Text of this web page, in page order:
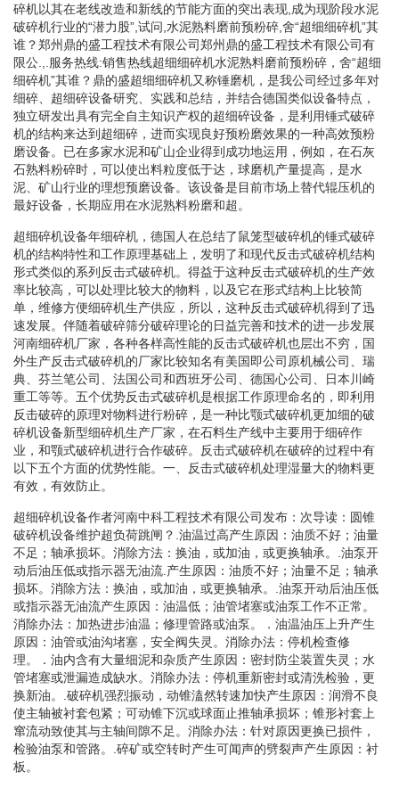
碎机以其在老线改造和新线的节能方面的突出表现,成为现阶段水泥
破碎机行业的“潜力股”,试问,水泥熟料磨前预粉碎,舍“超细细碎机”其
谁？郑州鼎的盛工程技术有限公司郑州鼎的盛工程技术有限公司有
限公.,.服务热线:销售热线超细细碎机水泥熟料磨前预粉碎，舍“超细
细碎机”其谁？鼎的盛超细细碎机又称锤磨机，是我公司经过多年对
细碎、超细碎设备研究、实践和总结，并结合德国类似设备特点，
独立研发出具有完全自主知识产权的超细碎设备，是利用锤式破碎
机的结构来达到超细碎，进而实现良好预粉磨效果的一种高效预粉
磨设备。已在多家水泥和矿山企业得到成功地运用，例如，在石灰
石熟料粉碎时，可以使出料粒度低于达，球磨机产量提高，是水
泥、矿山行业的理想预磨设备。该设备是目前市场上替代辊压机的
最好设备，长期应用在水泥熟料粉磨和超。
超细碎机设备年细碎机，德国人在总结了鼠笼型破碎机的锤式破碎
机的结构特性和工作原理基础上，发明了和现代反击式破碎机结构
形式类似的系列反击式破碎机。得益于这种反击式破碎机的生产效
率比较高，可以处理比较大的物料，以及它在形式结构上比较简
单，维修方便细碎机生产供应，所以，这种反击式破碎机得到了迅
速发展。伴随着破碎筛分破碎理论的日益完善和技术的进一步发展
河南细碎机厂家，各种各样高性能的反击式破碎机也层出不穷，国
外生产反击式破碎机的厂家比较知名有美国即公司原机械公司、瑞
典、芬兰笔公司、法国公司和西班牙公司、德国心公司、日本川崎
重工等等。五个优势反击式破碎机是根据工作原理命名的，即利用
反击破碎的原理对物料进行粉碎，是一种比颚式破碎机更加细的破
碎机设备新型细碎机生产厂家，在石料生产线中主要用于细碎作
业，和颚式破碎机进行合作破碎。反击式破碎机在破碎的过程中有
以下五个方面的优势性能。一、反击式破碎机处理湿量大的物料更
有效，有效防止。
超细碎机设备作者河南中科工程技术有限公司发布：次导读：圆锥
破碎机设备维护超负荷跳闸？.油温过高产生原因：油质不好；油量
不足；轴承损坏。消除方法：换油，或加油，或更换轴承。.油泵开
动后油压低或指示器无油流.产生原因：油质不好；油量不足；轴承
损坏。消除方法：换油，或加油，或更换轴承。.油泵开动后油压低
或指示器无油流产生原因：油温低；油管堵塞或油泵工作不正常。
消除办法：加热进步油温；修理管路或油泵。．油温油压上升产生
原因：油管或油沟堵塞，安全阀失灵。消除办法：停机检查修
理。．油内含有大量细泥和杂质产生原因：密封防尘装置失灵；水
管堵塞或泄漏造成缺水。消除办法：停机重新密封或清洗检验，更
换新油。.破碎机强烈振动，动锥溘然转速加快产生原因：润滑不良
使主轴被衬套包紧；可动锥下沉或球面止推轴承损坏；锥形衬套上
窜流动致使其与主轴间隙不足。消除办法：针对原因更换已损件，
检验油泵和管路。.碎矿或空转时产生可闻声的劈裂声产生原因：衬
板。